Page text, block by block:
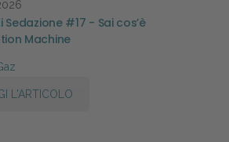
Sedazione #17 - Sai cos’è
Machine
L'ARTICOLO